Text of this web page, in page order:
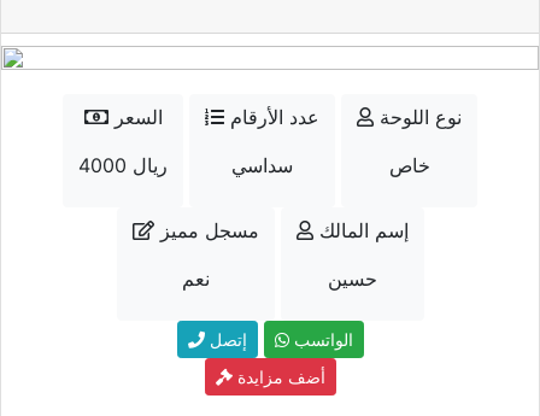
السعر
4000 ريال
عدد الأرقام
سداسي
نوع اللوحة
خاص
مسجل مميز
نعم
إسم المالك
حسين
إتصل
الواتسب
أضف مزايدة